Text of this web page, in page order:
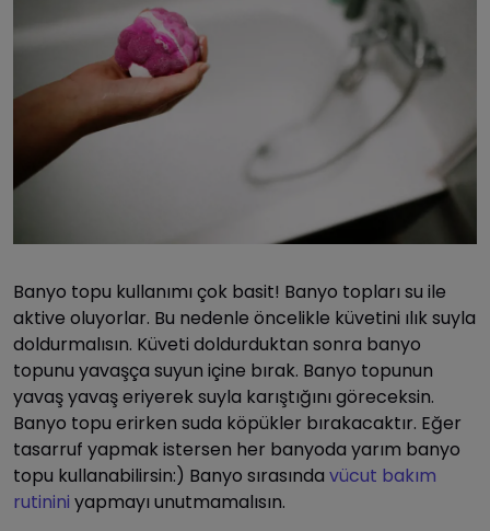
Banyo topu kullanımı çok basit! Banyo topları su ile
aktive oluyorlar. Bu nedenle öncelikle küvetini ılık suyla
doldurmalısın. Küveti doldurduktan sonra banyo
topunu yavaşça suyun içine bırak. Banyo topunun
yavaş yavaş eriyerek suyla karıştığını göreceksin.
Banyo topu erirken suda köpükler bırakacaktır. Eğer
tasarruf yapmak istersen her banyoda yarım banyo
topu kullanabilirsin:) Banyo sırasında vücut bakım
rutinini yapmayı unutmamalısın.